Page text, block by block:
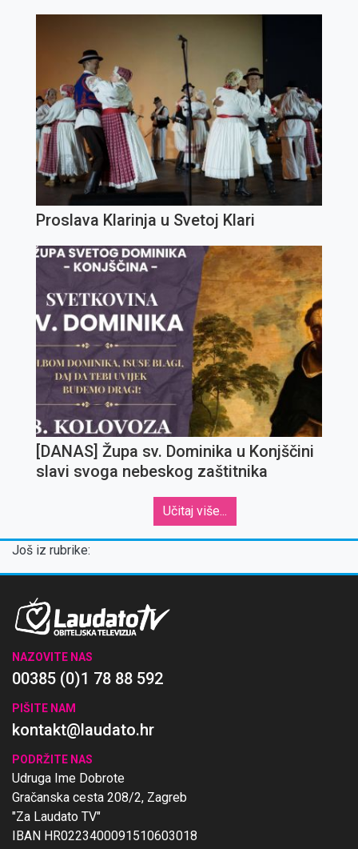
Proslava Klarinja u Svetoj Klari
[DANAS] Župa sv. Dominika u Konjščini
slavi svoga nebeskog zaštitnika
Učitaj više...
Još iz rubrike:
NAZOVITE NAS
00385 (0)1 78 88 592
PIŠITE NAM
kontakt@laudato.hr
PODRŽITE NAS
Udruga Ime Dobrote
Gračanska cesta 208/2, Zagreb
"Za Laudato TV"
IBAN HR0223400091510603018